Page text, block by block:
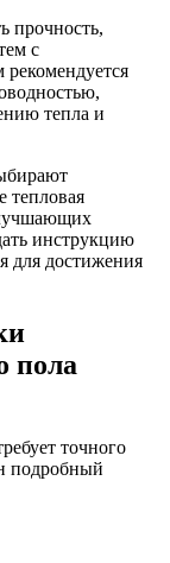
прочность,
с
тепла и
тепловая
инструкцию
для достижения
пола
точного
подробный